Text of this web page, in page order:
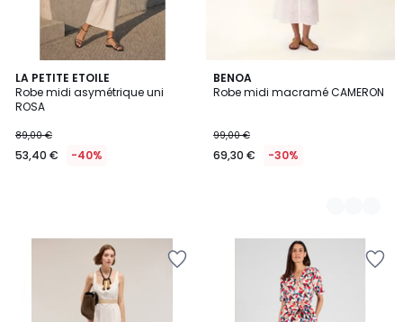
LA PETITE ETOILE
Robe midi asymétrique uni
ROSA
89,00 €
53,40 € -40%
BENOA
Robe midi macramé CAMERON
99,00 €
69,30 € -30%
3
Couleurs